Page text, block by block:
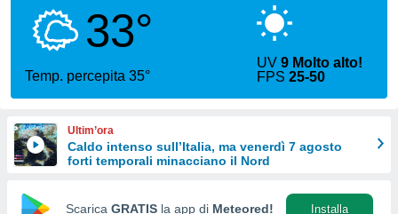
per
di
Web
le
33°
Temp. percepita 35°
UV9 Molto alto!
FPS25-50
Ultim’ora
Caldo intenso sull’Italia, ma venerdì 7 agosto
forti temporali minacciano il Nord
Scarica GRATIS la app di Meteored! Installa